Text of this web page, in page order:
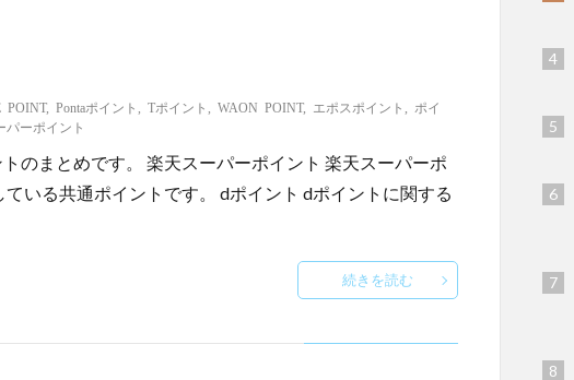
POINT, Pontaポイント Tポイント WAON POINT, エポスポイント
ポイ
パーポイント
のまとめです。 楽天スーパーポイント 楽天スーパーポ
いる共通ポイントです。 dポイント dポイントに関する
続きを読む